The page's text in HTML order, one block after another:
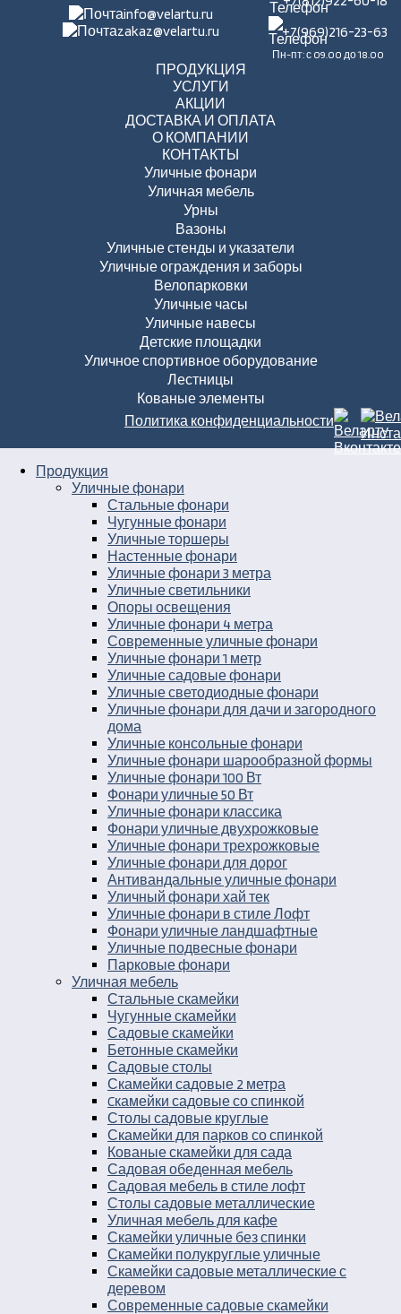
info@velartu.ru
zakaz@velartu.ru
+7(969)216-23-63
Пн-пт: с 09.00 до 18.00
ПРОДУКЦИЯ
УСЛУГИ
АКЦИИ
ДОСТАВКА И ОПЛАТА
О КОМПАНИИ
КОНТАКТЫ
Уличные фонари
Уличная мебель
Урны
Вазоны
Уличные стенды и указатели
Уличные ограждения и заборы
Велопарковки
Уличные часы
Уличные навесы
Детские площадки
Уличное спортивное оборудование
Лестницы
Кованые элементы
Политика конфиденциальности
Продукция
Уличные фонари
Стальные фонари
Чугунные фонари
Уличные торшеры
Настенные фонари
Уличные фонари 3 метра
Уличные светильники
Опоры освещения
Уличные фонари 4 метра
Современные уличные фонари
Уличные фонари 1 метр
Уличные садовые фонари
Уличные светодиодные фонари
Уличные фонари для дачи и загородного
дома
Уличные консольные фонари
Уличные фонари шарообразной формы
Уличные фонари 100 Вт
Фонари уличные 50 Вт
Уличные фонари классика
Фонари уличные двухрожковые
Уличные фонари трехрожковые
Уличные фонари для дорог
Антивандальные уличные фонари
Уличный фонари хай тек
Уличные фонари в стиле Лофт
Фонари уличные ландшафтные
Уличные подвесные фонари
Парковые фонари
Уличная мебель
Стальные скамейки
Чугунные скамейки
Садовые скамейки
Бетонные скамейки
Садовые столы
Скамейки садовые 2 метра
Cкамейки садовые со спинкой
Столы садовые круглые
Скамейки для парков со спинкой
Кованые скамейки для сада
Садовая обеденная мебель
Садовая мебель в стиле лофт
Столы садовые металлические
Уличная мебель для кафе
Скамейки уличные без спинки
Скамейки полукруглые уличные
Скамейки садовые металлические с
деревом
Современные садовые скамейки